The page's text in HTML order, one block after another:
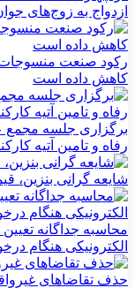
ازدواج به زوج‌های
رکود صنعت
کاهش داده است
رفاه و تامین آتیه
شایعه گرانی بنزین،
الکترونیکی هنگام
حذف تقاضاهای